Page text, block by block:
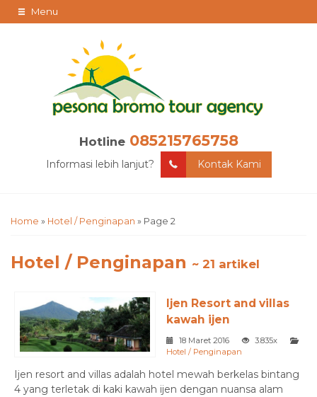
Menu
Hotline 085215765758
Informasi lebih lanjut? Kontak Kami
Home » Hotel / Penginapan » Page 2
Hotel / Penginapan ~ 21 artikel
Ijen Resort and villas
kawah ijen
18 Maret 2016
3.835x
Hotel / Penginapan
Ijen resort and villas adalah hotel mewah berkelas bintang
4 yang terletak di kaki kawah ijen dengan nuansa alam